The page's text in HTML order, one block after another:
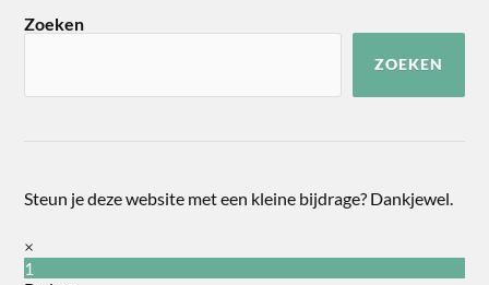
Zoeken
ZOEKEN
Steun je deze website met een kleine bijdrage? Dankjewel.